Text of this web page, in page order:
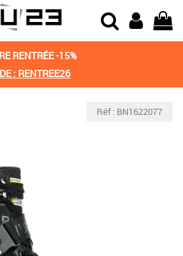
RENTRÉE -15%
: RENTREE26
Réf : BN1622077